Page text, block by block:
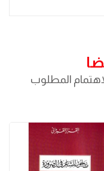
المطلوب